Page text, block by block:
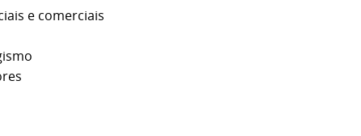
e comerciais